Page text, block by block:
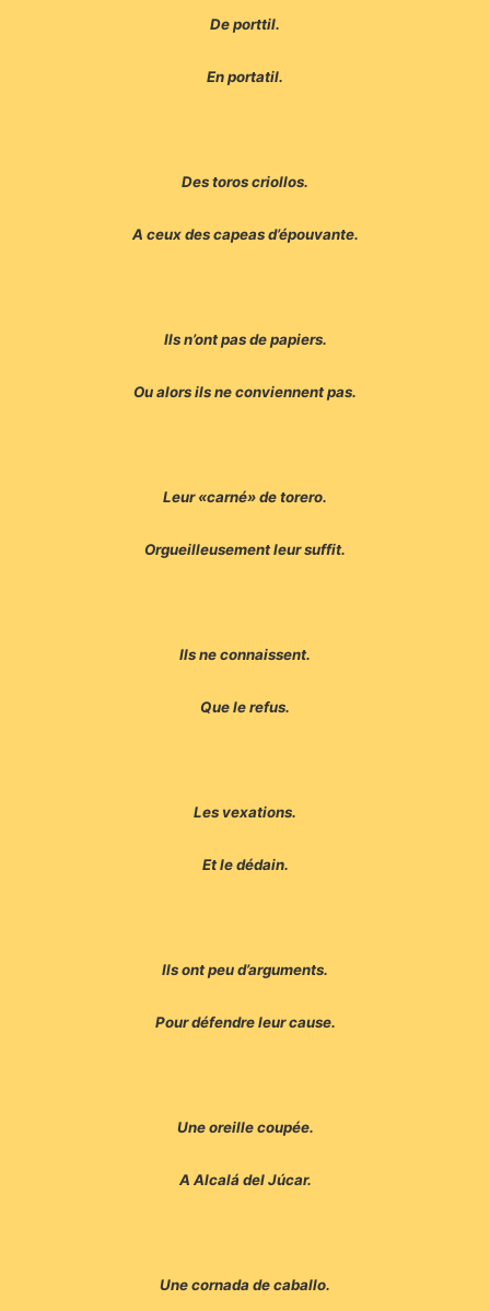
De porttil.
En portatil.
Des toros criollos.
A ceux des capeas d’épouvante.
Ils n’ont pas de papiers.
Ou alors ils ne conviennent pas.
Leur «carné» de torero.
Orgueilleusement leur suffit.
Ils ne connaissent.
Que le refus.
Les vexations.
Et le dédain.
Ils ont peu d’arguments.
Pour défendre leur cause.
Une oreille coupée.
A Alcalá del Júcar.
Une cornada de caballo.